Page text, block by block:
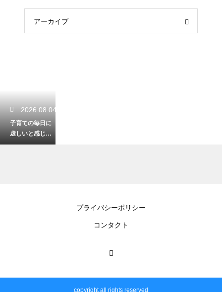
アーカイブ
2026.08.04
子育ての毎日に
虚しいと感じて
しまう親の心
経済的な不安を
プライバシーポリシー
コンタクト
copyright all rights reserved